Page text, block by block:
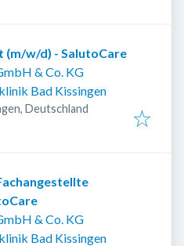
(m/w/d) - SalutoCare
& Co. KG
Bad Kissingen
Deutschland
& Co. KG
Bad Kissingen